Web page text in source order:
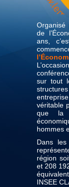
Organisé
de
ans,
sur tout
véritable
que la
hommes
Dans
région
et 208
INSEE